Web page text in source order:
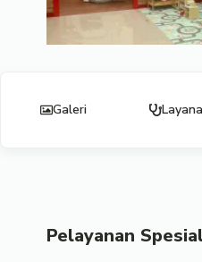
Galeri
Pelayanan